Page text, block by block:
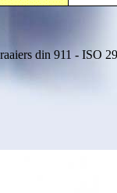
din 911 - ISO